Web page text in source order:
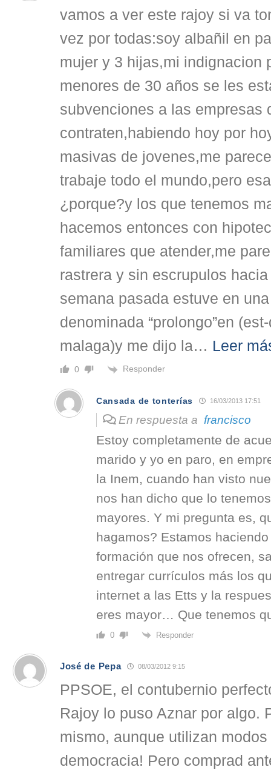
vamos a ver este rajoy si va
vez por todas:soy albañil en
mujer y 3 hijas,mi indignacion
menores de 30 años se les
subvenciones a las empresas
contraten,habiendo hoy por
masivas de jovenes,me
trabaje todo el mundo,pero
¿porque?y los que tenemos
hacemos entonces con
familiares que atender,me
rastrera y sin escrupulos
semana pasada estuve en
denominada “prolongo”en
malaga)y me dijo la… Leer
0 Responder
Cansada de tonterías 16/03/2013 17:51
En respuesta a francisco
Estoy completamente de
marido y yo en paro, en
la Inem, cuando han visto
nos han dicho que lo
mayores. Y mi pregunta es,
hagamos? Estamos
formación que nos ofrecen,
entregar currículos más los
internet a las Etts y la
eres mayor… Que tenemos
0 Responder
José de Pepa 08/03/2012 9:15
PPSOE, el contubernio
Rajoy lo puso Aznar por algo.
mismo, aunque utilizan modos
democracia! Pero comprad